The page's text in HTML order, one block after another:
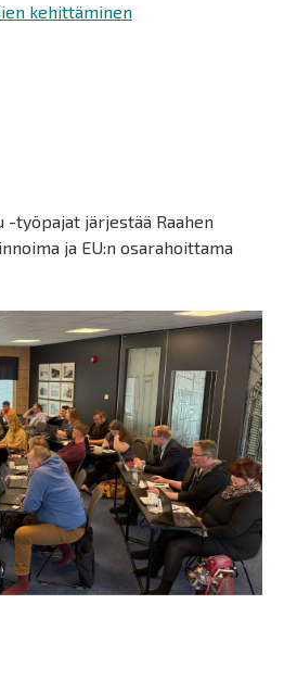
kehittäminen
-työpajat järjestää Raahen
ja EU:n osarahoittama